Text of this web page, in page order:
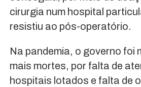
cirurgia num hospital
resistiu ao pós-operatório.
Na pandemia, o governo foi
mais mortes, por falta de
hospitais lotados e falta de